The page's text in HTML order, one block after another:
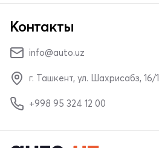
Контакты
info@auto.uz
г. Ташкент, ул. Шахрисабз, 16/1
+998 95 324 12 00